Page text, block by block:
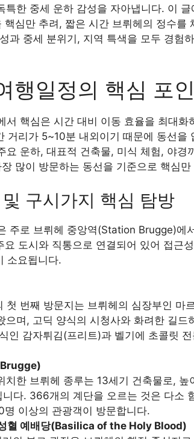
특한 중세 운하 감성을 자아냅니다. 이
심만 추려, 짧은 시간 브뤼헤의 정수를
과 중세 분위기, 지역 특색을 모두 경험
행일정의 핵심 포
서 핵심은 시간 대비 이동 효율을 최대
거리가 5~10분 내외이기 때문에 동선을
요 운하, 대표적 건축물, 미식 체험, 야경
많이 방문하는 동선을 기준으로 핵심
구시가지 핵심 탐방
주로 브뤼헤 중앙역(Station Brugge)에
도시와 직통으로 연결되어 있어 접근
소요됩니다.
첫 번째 방문지는 브뤼헤의 심장부인 마
으며, 고딕 양식의 시청사와 화려한 길드
인 감자튀김(프리트)과 벨기에 초콜릿
치한 브뤼헤 종루는 13세기 건축물로,
다. 366개의 계단을 오르는 것은 다소
이상의 관광객이 방문합니다.
혈 예배당(Basilica of the Holy Blood)